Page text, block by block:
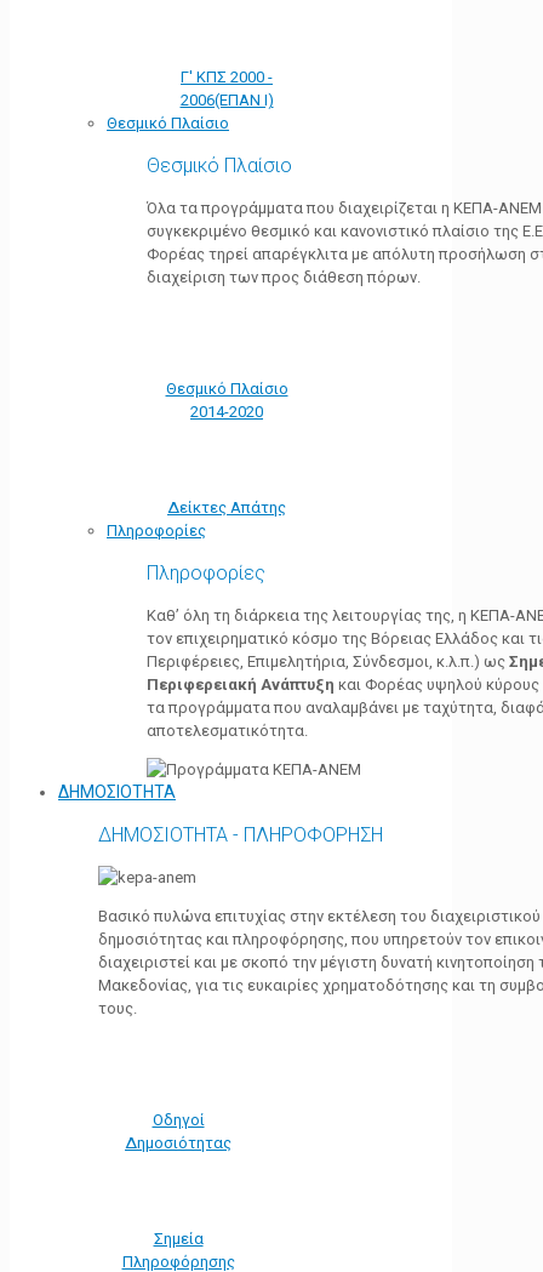
Γ' ΚΠΣ 2000 -
2006(ΕΠΑΝ Ι)
Θεσμικό Πλαίσιο
Θεσμικό Πλαίσιο
Όλα τα προγράμματα που διαχειρίζεται η ΚΕΠΑ-
συγκεκριμένο θεσμικό και κανονιστικό πλαίσιο της
Φορέας τηρεί απαρέγκλιτα με απόλυτη προσήλωση
διαχείριση των προς διάθεση πόρων.
Θεσμικό Πλαίσιο
2014-2020
Δείκτες Απάτης
Πληροφορίες
Πληροφορίες
Καθ’ όλη τη διάρκεια της λειτουργίας της, η ΚΕΠΑ-
τον επιχειρηματικό κόσμο της Βόρειας Ελλάδος και
Περιφέρειες, Επιμελητήρια, Σύνδεσμοι, κ.λ.π.) ως
Περιφερειακή Ανάπτυξη και Φορέας υψηλού κύρους
τα προγράμματα που αναλαμβάνει με ταχύτητα,
αποτελεσματικότητα.
ΔΗΜΟΣΙΟΤΗΤΑ
ΔΗΜΟΣΙΟΤΗΤΑ - ΠΛΗΡΟΦΟΡΗΣΗ
Βασικό πυλώνα επιτυχίας στην εκτέλεση του
δημοσιότητας και πληροφόρησης, που υπηρετούν τον
διαχειριστεί και με σκοπό την μέγιστη δυνατή
Μακεδονίας, για τις ευκαιρίες χρηματοδότησης και τη
τους.
Οδηγοί
Δημοσιότητας
Σημεία
Πληροφόρησης